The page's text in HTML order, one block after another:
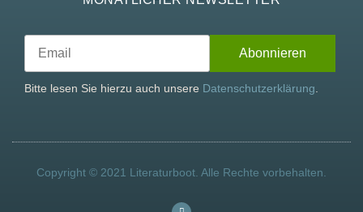
Bitte lesen Sie hierzu auch unsere Datenschutzerklärung
Copyright © 2021 Literaturboot. Alle Rechte vorbehalten.